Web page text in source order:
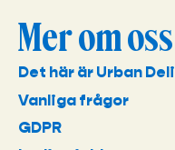
Mer om oss
Det här är Urban Deli
Vanliga frågor
GDPR